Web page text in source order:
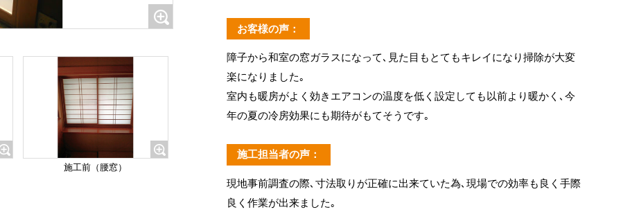
施工前（腰窓）
お客様の声：
障子から和室の窓ガラスになって､見た目もとてもキレイになり掃除が大変
楽になりました｡
室内も暖房がよく効きエアコンの温度を低く設定しても以前より暖かく､今
年の夏の冷房効果にも期待がもてそうです｡
施工担当者の声：
現地事前調査の際､寸法取りが正確に出来ていた為､現場での効率も良く手際
良く作業が出来ました｡